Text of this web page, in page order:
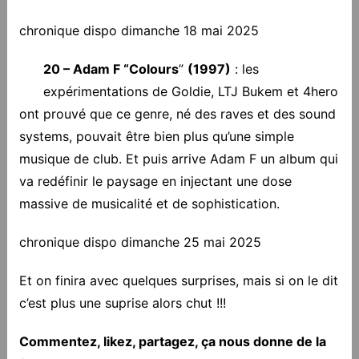
chronique dispo dimanche 18 mai 2025
20 – Adam F “Colours” (1997) : les
expérimentations de Goldie, LTJ Bukem et 4hero
ont prouvé que ce genre, né des raves et des sound
systems, pouvait être bien plus qu’une simple
musique de club. Et puis arrive Adam F un album qui
va redéfinir le paysage en injectant une dose
massive de musicalité et de sophistication.
chronique dispo dimanche 25 mai 2025
Et on finira avec quelques surprises, mais si on le dit
c’est plus une suprise alors chut !!!
Commentez, likez, partagez, ça nous donne de la